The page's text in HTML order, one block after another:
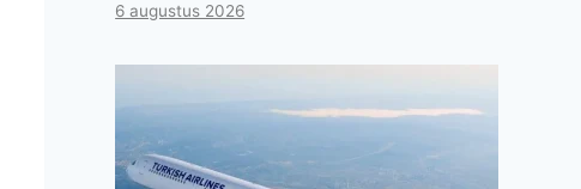
6 augustus 2026